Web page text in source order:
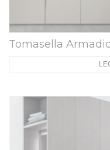
Tomasella